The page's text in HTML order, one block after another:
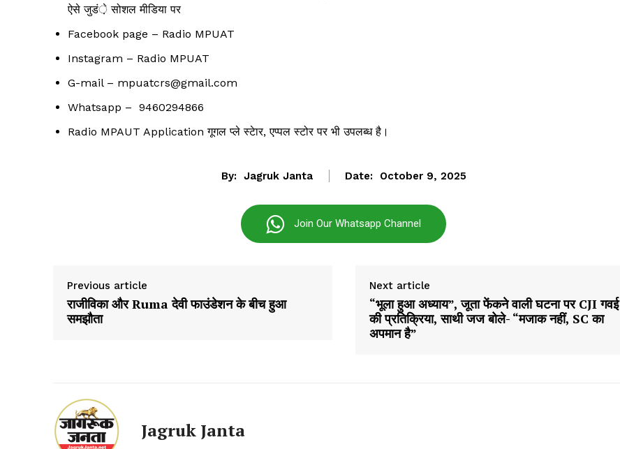
ऐसे जुडं़े सोशल मीडिया पर
Facebook page – Radio MPUAT
Instagram – Radio MPUAT
G-mail – mpuatcrs@gmail.com
Whatsapp – 9460294866
Radio MPAUT Application गूगल प्ले स्टेार, एप्पल स्टोर पर भी उपलब्ध है।
By: Jagruk Janta Date: October 9, 2025
Join Our Whatsapp Channel
Previous article
राजीविका और Ruma देवी फाउंडेशन के बीच हुआ
समझौता
Next article
“भूला हुआ अध्याय”, जूता फेंकने वाली घटना पर CJI गवई
की प्रतिक्रिया, साथी जज बोले- “मजाक नहीं, SC का
अपमान है”
Jagruk Janta